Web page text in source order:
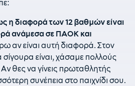
η διαφορά των 12 βαθμών είναι
ανάμεσα σε ΠΑΟΚ και
αν είναι αυτή διαφορά. Στον
είναι, χάσαμε πολλούς
θες να γίνεις πρωταθλητής
συνέπεια στο παιχνίδι σου.